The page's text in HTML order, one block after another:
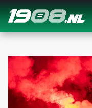
Navigation